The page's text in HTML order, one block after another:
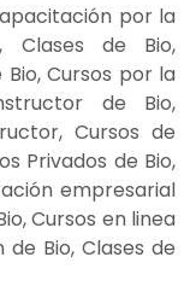
por la
Clases de Bio,
Cursos por la
de Bio,
Cursos de
Privados de Bio,
empresarial
Cursos en linea
Bio, Clases de